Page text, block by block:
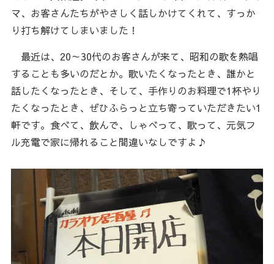
マ、お客さんたちがやさしく話しかけてくれて、すっか
り打ち解けてしまいました！
最近は、20～30代のお客さんが来て、昭和の歌を熱唱
することも多いのだとか。歌いたくなったとき、誰かと
話したくなったとき、そして、手作りのお料理で1杯やり
たくなったとき、ぜひふらっと立ち寄っていただきたい1
軒です。食べて、飲んで、しゃべって、歌って、元気フ
ル充電で家に帰れること間違いなしですよ♪